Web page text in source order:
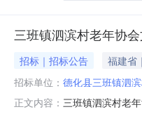
三班镇泗滨村老年协
招标｜招标公告
福建省
招标单位： 德化县三班镇泗
正文内容： 三班镇泗滨村老